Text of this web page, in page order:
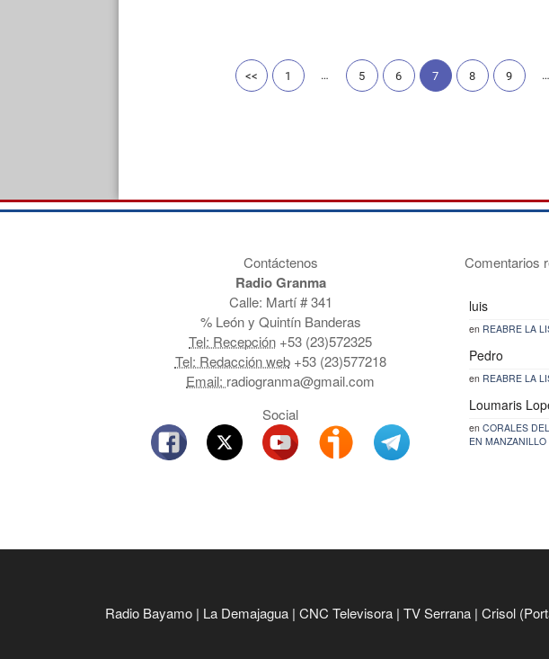
<< 1 … 5 6 7 8 9 …
Contáctenos
Radio Granma
Calle: Martí # 341
% León y Quintín Banderas
Tel: Recepción +53 (23)572325
Tel: Redacción web+53 (23)577218
Email: radiogranma@gmail.com
Social
Comentarios
luis
en REABRE LA
Pedro
en REABRE LA
Loumaris
en CORALES
EN MANZANILLO
Radio Bayamo | La Demajagua | CNC Televisora | TV Serrana | Crisol